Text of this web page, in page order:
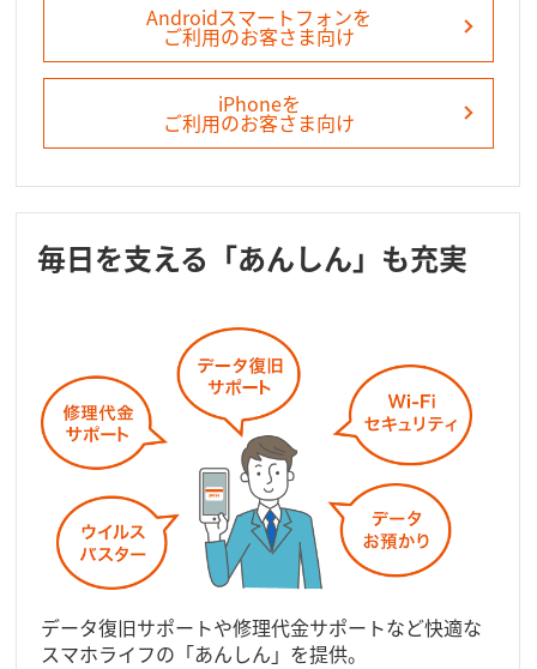
Androidスマートフォンを
ご利用のお客さま向け
iPhoneを
ご利用のお客さま向け
毎日を支える「あんしん」も充実
データ復旧サポートや修理代金サポートなど快適な
スマホライフの「あんしん」を提供。